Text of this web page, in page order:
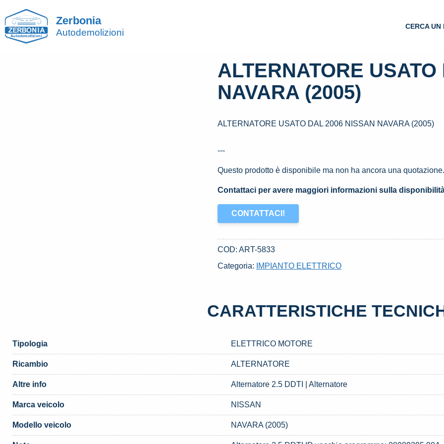
Zerbonia
Autodemolizioni
CERCA UN
ALTERNATORE
NAVARA (2005)
ALTERNATORE USATO DAL 2006 NISSAN NAVARA (2005)
---
Questo prodotto è disponibile ma non ha ancora una
Contattaci per avere maggiori informazioni sulla
CONTATTACI!
COD:ART-5833
Categoria:
IMPIANTO ELETTRICO
CARATTERISTICHE
Tipologia ELETTRICO MOTORE
Ricambio ALTERNATORE
Altre info Alternatore 2.5 DDTI | Alternatore
Marca veicolo NISSAN
Modello veicolo NAVARA (2005)